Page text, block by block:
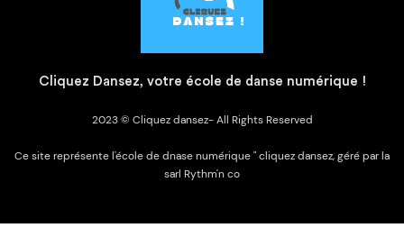
C liquez Dansez, votre école de danse numérique !
2023 © Cliquez dansez- All Rights Reserved
Ce site représente l'école de dnase numérique " cliquez dansez, géré par la
sarl Rythm'n co